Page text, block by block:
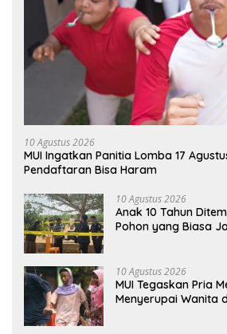
10 Agustus 2026
MUI Ingatkan Panitia Lomba 17
Pendaftaran Bisa Haram
10 Agustus 2026
Anak 10 Tahun
Pohon yang Biasa
10 Agustus 2026
MUI Tegaskan Pria
Menyerupai Wanita